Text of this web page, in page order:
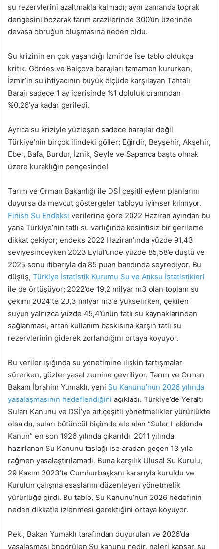
su rezervlerini azaltmakla kalmadı; aynı zamanda toprak
dengesini bozarak tarım arazilerinde 300’ün üzerinde
devasa obruğun oluşmasına neden oldu.
Su krizinin en çok yaşandığı İzmir’de ise tablo oldukça
kritik. Gördes ve Balçova barajları tamamen kururken,
İzmir’in su ihtiyacının büyük ölçüde karşılayan Tahtalı
Barajı sadece 1 ay içerisinde %1 doluluk oranından
%0.26’ya kadar geriledi.
Ayrıca su kriziyle yüzleşen sadece barajlar değil
Türkiye’nin birçok ilindeki göller; Eğirdir, Beyşehir, Akşehir,
Eber, Bafa, Burdur, İznik, Seyfe ve Sapanca başta olmak
üzere kuraklığın pençesinde!
Tarım ve Orman Bakanlığı ile DSİ çeşitli eylem planlarını
duyursa da mevcut göstergeler tabloyu iyimser kılmıyor.
Finish Su Endeksi verilerine göre 2022 Haziran ayından bu
yana Türkiye’nin tatlı su varlığında kesintisiz bir gerileme
dikkat çekiyor; endeks 2022 Haziran’ında yüzde 91,43
seviyesindeyken 2023 Eylül’ünde yüzde 85,58’e düştü ve
2025 sonu itibarıyla da 85 puan bandında seyrediyor. Bu
düşüş, Türkiye İstatistik Kurumu Su ve Atıksu İstatistikleri
ile de örtüşüyor; 2022’de 19,2 milyar m3 olan toplam su
çekimi 2024’te 20,3 milyar m3’e yükselirken, çekilen
suyun yalnızca yüzde 45,4’ünün tatlı su kaynaklarından
sağlanması, artan kullanım baskısına karşın tatlı su
rezervlerinin giderek zorlandığını ortaya koyuyor.
Bu veriler ışığında su yönetimine ilişkin tartışmalar
sürerken, gözler yasal zemine çevriliyor. Tarım ve Orman
Bakanı İbrahim Yumaklı, yeni Su Kanunu’nun 2026 yılında
yasalaşmasının hedeflendiğini açıkladı. Türkiye’de Yeraltı
Suları Kanunu ve DSİ’ye ait çeşitli yönetmelikler yürürlükte
olsa da, suları bütüncül biçimde ele alan “Sular Hakkında
Kanun” en son 1926 yılında çıkarıldı. 2011 yılında
hazırlanan Su Kanunu taslağı ise aradan geçen 13 yıla
rağmen yasalaştırılamadı. Buna karşılık Ulusal Su Kurulu,
29 Kasım 2023’te Cumhurbaşkanı kararıyla kuruldu ve
Kurulun çalışma esaslarını düzenleyen yönetmelik
yürürlüğe girdi. Bu tablo, Su Kanunu’nun 2026 hedefinin
neden dikkatle izlenmesi gerektiğini ortaya koyuyor.
Peki, Bakan Yumaklı tarafından duyurulan ve 2026’da
yasalaşması öngörülen Su kanunu nedir, neleri kapsar, su